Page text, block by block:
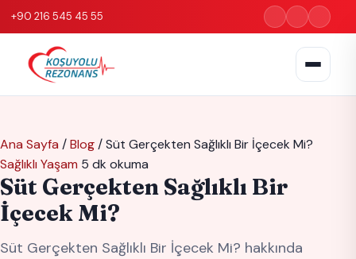
+90 216 545 45 55
Ana Sayfa /Blog/Süt Gerçekten Sağlıklı Bir İçecek Mi?
Sağlıklı Yaşam 5 dk okuma
Süt Gerçekten Sağlıklı Bir
İçecek Mi?
Süt Gerçekten Sağlıklı Bir İçecek Mi? hakkında